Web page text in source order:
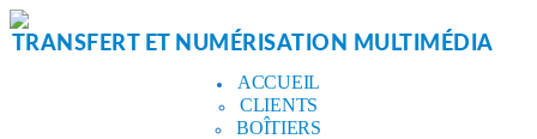
Aller
auTRANSFERT ET NUMÉRISATION MULTIMÉDIA
ACCUEIL
CLIENTS
BOÎTIERS